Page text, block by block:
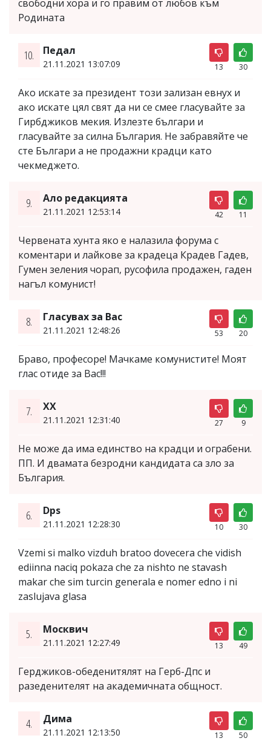
свободни хора и го правим от любов към
Родината
10. Педал
21.11.2021 13:07:09 13 30
Ако искате за президент този зализан евнух и
ако искате цял свят да ни се смее гласувайте за
Гирбджиков мекия. Излезте българи и
гласувайте за силна България. Не забравяйте че
сте Българи а не продажни крадци като
чекмеджето.
9. Ало редакцията
21.11.2021 12:53:14 42 11
Червената хунта яко е налазила форума с
коментари и лайкове за крадеца Крадев Гадев,
Гумен зеления чорап, русофила продажен, гаден
нагъл комунист!
8. Гласувах за Вас
21.11.2021 12:48:26 53 20
Браво, професоре! Мачкаме комунистите! Моят
глас отиде за Вас!!!
7. XX
21.11.2021 12:31:40 27 9
Не може да има единство на крадци и ограбени.
ПП. И двамата безродни кандидата са зло за
България.
6. Dps
21.11.2021 12:28:30 10 30
Vzemi si malko vizduh bratoo dovecera che vidish
ediinna naciq pokaza che za nishto ne stavash
makar che sim turcin generala e nomer edno i ni
zaslujava glasa
5. Москвич
21.11.2021 12:27:49 13 49
Герджиков-обеденитялят на Герб-Дпс и
разеденителят на академичната общност.
4. Дима
21.11.2021 12:13:50 13 50